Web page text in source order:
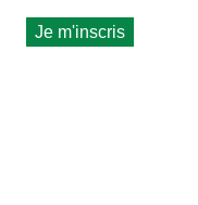
Je m'inscris